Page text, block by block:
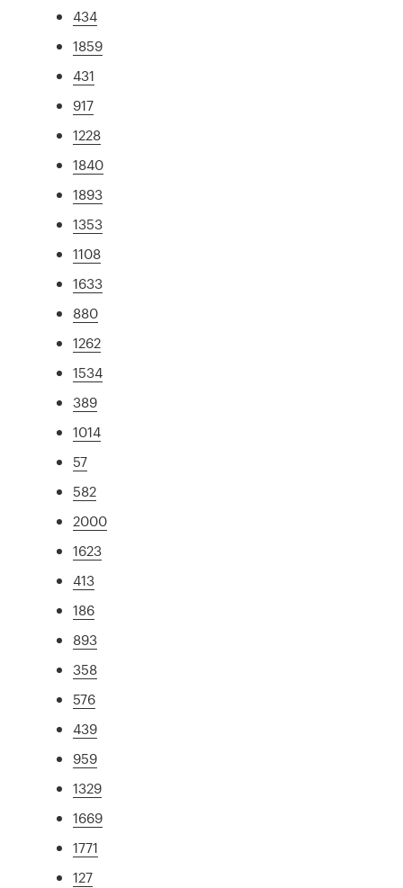
434
1859
431
917
1228
1840
1893
1353
1108
1633
880
1262
1534
389
1014
57
582
2000
1623
413
186
893
358
576
439
959
1329
1669
1771
127